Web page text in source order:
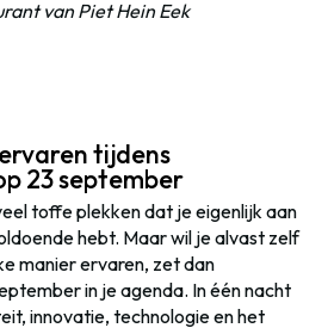
van Piet Hein Eek
tijdens
23 september
toffe plekken dat je eigenlijk aan
hebt. Maar wil je alvast zelf
manier ervaren, zet dan
in je agenda. In één nacht
innovatie, technologie en het